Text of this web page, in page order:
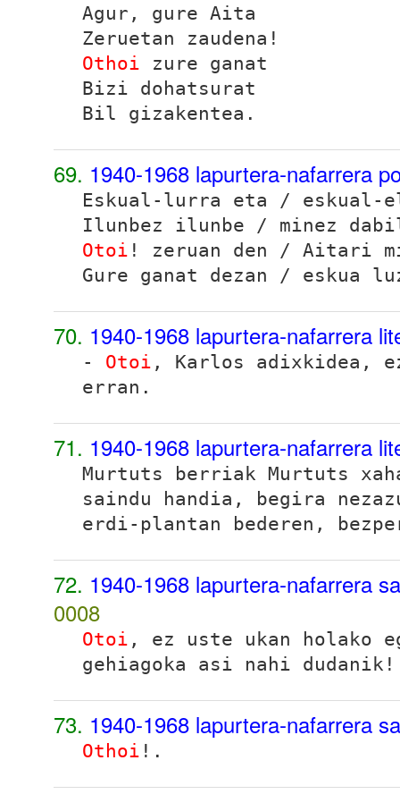
Agur, gure Aita
Zeruetan zaudena!
Othoi zure ganat
Bizi dohatsurat
Bil gizakentea.
69. 1940-1968 lapurtera-nafarrera
Eskual-lurra eta / eskual-
Ilunbez ilunbe / minez
Otoi ! zeruan den / Aitari
Gure ganat dezan / eskua
70. 1940-1968 lapurtera-nafarrera
- Otoi , Karlos adixkidea,
erran.
71. 1940-1968 lapurtera-nafarrera
Murtuts berriak Murtuts
saindu handia, begira
erdi-plantan bederen,
72. 1940-1968 lapurtera-nafarrera
0008
Otoi , ez uste ukan holako
gehiagoka asi nahi
73. 1940-1968 lapurtera-nafarrera
Othoi !.